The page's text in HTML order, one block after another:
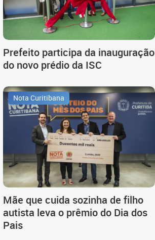
Prefeito participa da inauguração
do novo prédio da ISC
Nota Curitibana
Mãe que cuida sozinha de filho
autista leva o prêmio do Dia dos
Pais